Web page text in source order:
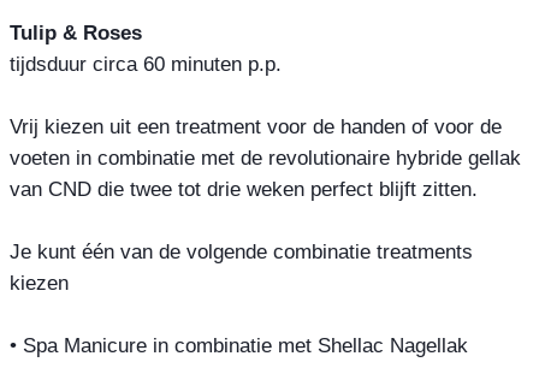
Tulip & Roses
tijdsduur circa 60 minuten p.p.
Vrij kiezen uit een treatment voor de handen of voor de
voeten in combinatie met de revolutionaire hybride gellak
van CND die twee tot drie weken perfect blijft zitten.
Je kunt één van de volgende combinatie treatments
kiezen
• Spa Manicure in combinatie met Shellac Nagellak